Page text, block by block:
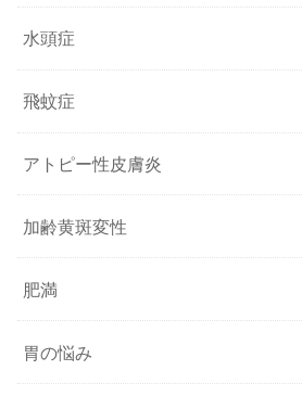
水頭症
飛蚊症
アトピー性皮膚炎
加齢黄斑変性
肥満
胃の悩み